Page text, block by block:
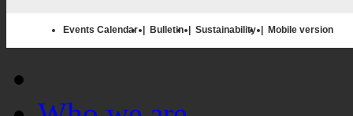
Events Calendar Bulletin Sustainability Mobile version